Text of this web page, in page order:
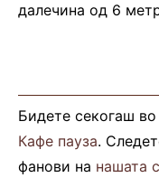
далечина од 6
Бидете секогаш
Кафе пауза.
фанови на нашата